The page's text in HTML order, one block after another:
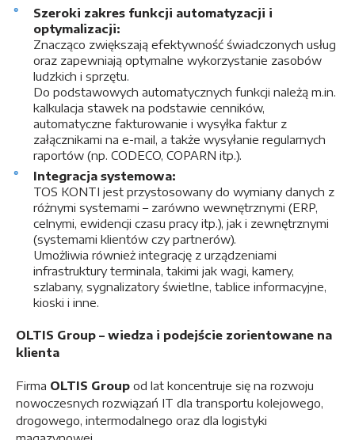
Szeroki zakres funkcji automatyzacji i
optymalizacji:
Znacząco zwiększają efektywność świadczonych usług
oraz zapewniają optymalne wykorzystanie zasobów
ludzkich i sprzętu.
Do podstawowych automatycznych funkcji należą m.in.
kalkulacja stawek na podstawie cenników,
automatyczne fakturowanie i wysyłka faktur z
załącznikami na e-mail, a także wysyłanie regularnych
raportów (np. CODECO, COPARN itp.).
Integracja systemowa:
TOS KONTI jest przystosowany do wymiany danych z
różnymi systemami – zarówno wewnętrznymi (ERP,
celnymi, ewidencji czasu pracy itp.), jak i zewnętrznymi
(systemami klientów czy partnerów).
Umożliwia również integrację z urządzeniami
infrastruktury terminala, takimi jak wagi, kamery,
szlabany, sygnalizatory świetlne, tablice informacyjne,
kioski i inne.
OLTIS Group – wiedza i podejście zorientowane na
klienta
Firma OLTIS Group od lat koncentruje się na rozwoju
nowoczesnych rozwiązań IT dla transportu kolejowego,
drogowego, intermodalnego oraz dla logistyki